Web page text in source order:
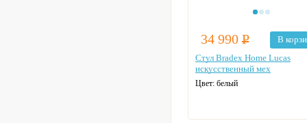
34 990 Р
В
Стул Bradex Home Lucas
искусственный мех
Цвет: белый